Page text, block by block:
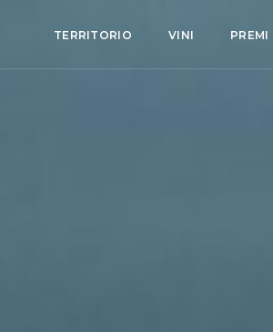
TERRITORIO VINI PREMI